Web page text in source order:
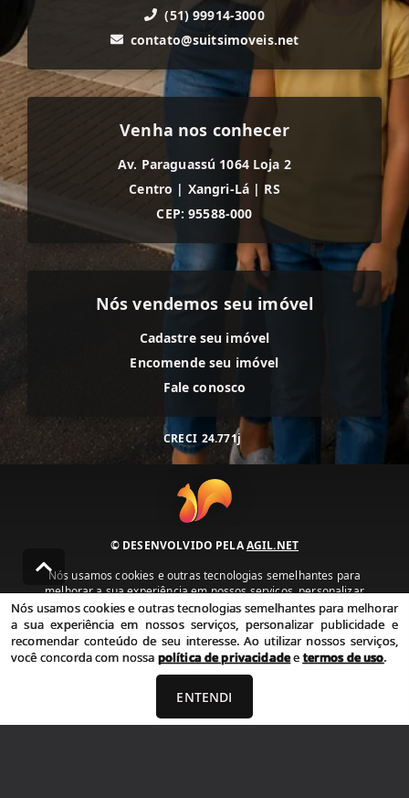
(51) 99914-3000
contato@suitsimoveis.net
Venha nos conhecer
Av. Paraguassú 1064 Loja 2
Centro | Xangri-Lá | RS
CEP: 95588-000
Nós vendemos seu imóvel
Cadastre seu imóvel
Encomende seu imóvel
Fale conosco
CRECI 24.771j
© DESENVOLVIDO PELAAGIL.NET
Nós usamos cookies e outras tecnologias semelhantes para
melhorar a sua experiência em nossos serviços, personalizar
publicidade e recomendar conteúdo de seu interesse. Ao utilizar
nossos serviços, você concorda com nossa política de privacidade e
termos de uso.
Política de Privacidade Termos de uso
Nós usamos cookies e outras tecnologias semelhantes para melhorar
a sua experiência em nossos serviços, personalizar publicidade e
recomendar conteúdo de seu interesse. Ao utilizar nossos serviços,
você concorda com nossa política de privacidadeetermos de uso.
ENTENDI